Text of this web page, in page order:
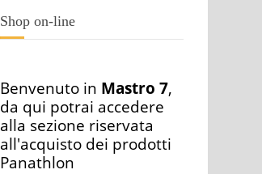
Shop on-line
Benvenuto in Mastro 7,
da qui potrai accedere
alla sezione riservata
all'acquisto dei prodotti
Panathlon